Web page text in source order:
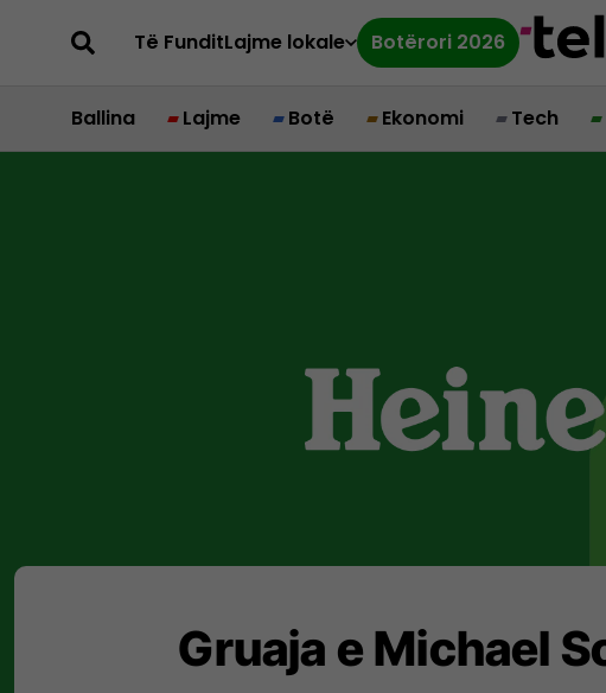
Të FunditLajme lokale Botërori 2026
Ballina Lajme Botë Ekonomi Tech
Gruaja e Michael